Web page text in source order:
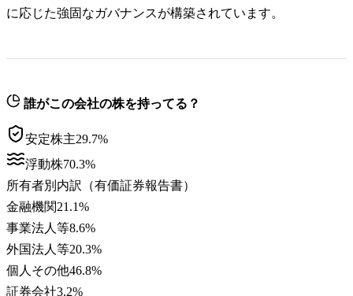
に応じた強固なガバナンスが構築されています。
誰がこの会社の株を持ってる？
安定株主29.7%
浮動株70.3%
所有者別内訳（有価証券報告書）
金融機関21.1%
事業法人等8.6%
外国法人等20.3%
個人その他46.8%
証券会社3.2%